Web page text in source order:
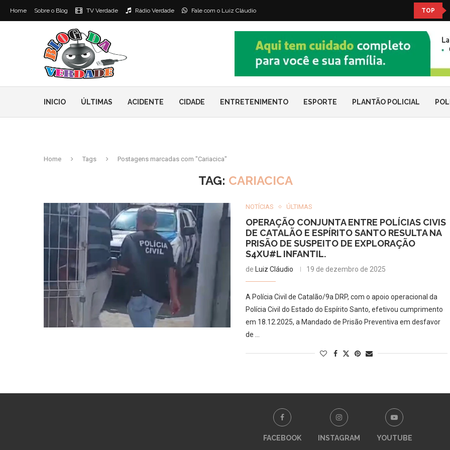
Home Sobre o Blog TV Verdade Rádio Verdade Fale com o Luiz Cláudio TOP
INICIO ÚLTIMAS ACIDENTE CIDADE ENTRETENIMENTO ESPORTE PLANTÃO POLICIAL
Home Tags Postagens marcadas com "Cariacica"
TAG: CARIACICA
NOTÍCIAS ÚLTIMAS
OPERAÇÃO CONJUNTA ENTRE POLÍCIAS CIVIS
DE CATALÃO E ESPÍRITO SANTO RESULTA NA
PRISÃO DE SUSPEITO DE EXPLORAÇÃO
S4XU#L INFANTIL.
de Luiz Cláudio 19 de dezembro de 2025
A Polícia Civil de Catalão/9a DRP, com o apoio operacional da
Polícia Civil do Estado do Espírito Santo, efetivou cumprimento
em 18.12.2025, a Mandado de Prisão Preventiva em desfavor
de …
FACEBOOK INSTAGRAM YOUTUBE